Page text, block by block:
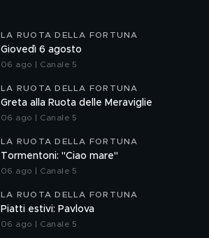
LA RUOTA DELLA FORTUNA
Giovedì 6 agosto
06 ago | Canale 5
LA RUOTA DELLA FORTUNA
Greta alla Ruota delle Meraviglie
06 ago | Canale 5
LA RUOTA DELLA FORTUNA
Tormentoni: "Ciao mare"
06 ago | Canale 5
LA RUOTA DELLA FORTUNA
Piatti estivi: Pavlova
06 ago | Canale 5